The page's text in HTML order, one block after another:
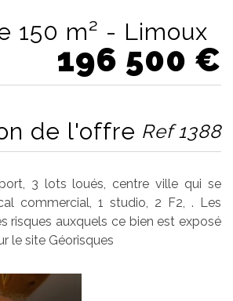
150 m² - Limoux
196 500 €
de l'offre Ref 1388
3 lots loués, centre ville qui se
commercial, 1 studio, 2 F2, . Les
risques auxquels ce bien est exposé
le site Géorisques